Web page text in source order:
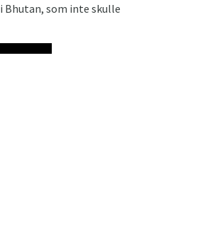
Bhutan, som inte skulle